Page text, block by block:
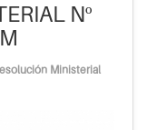
Nº
Ministerial